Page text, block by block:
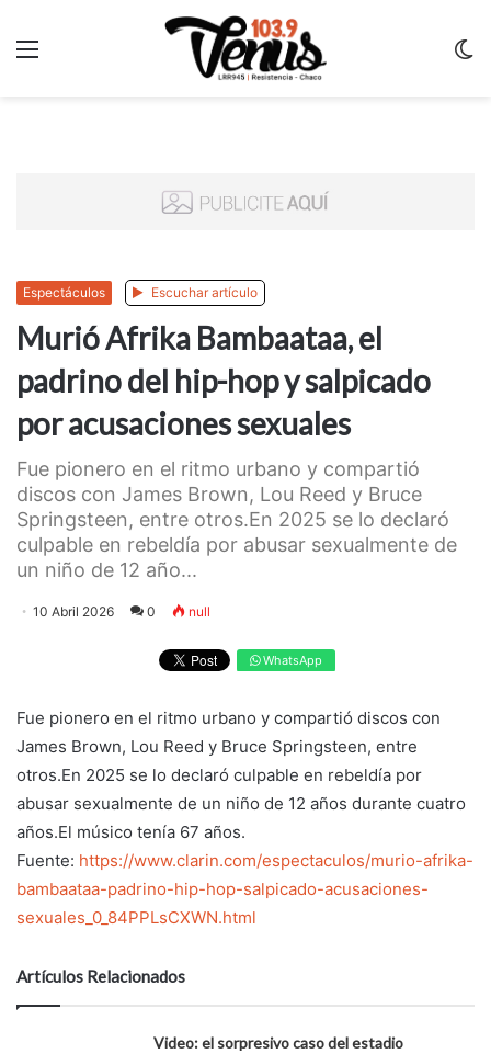
Espectáculos Escuchar artículo
Murió Afrika Bambaataa, el
padrino del hip-hop y salpicado
por acusaciones sexuales
Fue pionero en el ritmo urbano y compartió
discos con James Brown, Lou Reed y Bruce
Springsteen, entre otros.En 2025 se lo declaró
culpable en rebeldía por abusar sexualmente de
un niño de 12 año...
10 Abril 2026 0 null
WhatsApp
Fue pionero en el ritmo urbano y compartió discos con
James Brown, Lou Reed y Bruce Springsteen, entre
otros.En 2025 se lo declaró culpable en rebeldía por
abusar sexualmente de un niño de 12 años durante cuatro
años.El músico tenía 67 años.
Fuente: https://www.clarin.com/espectaculos/murio-afrika-
bambaataa-padrino-hip-hop-salpicado-acusaciones-
sexuales_0_84PPLsCXWN.html
Artículos Relacionados
Video: el sorpresivo caso del estadio